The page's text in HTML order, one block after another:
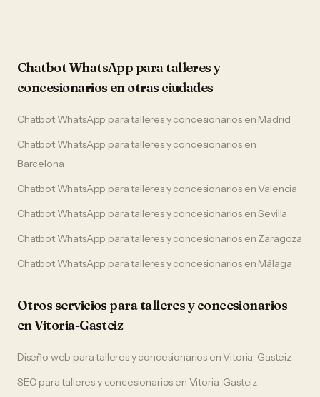
Chatbot WhatsApp paratalleres y
concesionarios en otras ciudades
Chatbot WhatsApp paratalleres y concesionarios en Madrid
Chatbot WhatsApp paratalleres y concesionarios en
Barcelona
Chatbot WhatsApp paratalleres y concesionarios enValencia
Chatbot WhatsApp paratalleres y concesionarios enSevilla
Chatbot WhatsApp paratalleres y concesionarios en Zaragoza
Chatbot WhatsApp paratalleres y concesionarios en Málaga
Otros servicios paratalleres y concesionarios
enVitoria-Gasteiz
Diseño web paratalleres y concesionarios enVitoria-Gasteiz
SEO paratalleres y concesionarios en Vitoria-Gasteiz